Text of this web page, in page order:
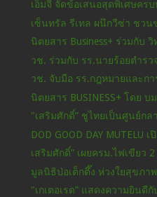
เอ็มจี จัดข้อเสนอสุดพิเศษคร
เซ็นทรัล รีเทล ผนึกวีซ่า ชว
นิตยสาร Business+ ร่วมกับ
วช. ร่วมกับ รร.นายร้อยตำร
วช. จับมือ รร.กฎหมายและก
นิตยสาร BUSINESS+ โดย บ
"เสริมศักดิ์” ชูไทยเป็นศูนย์กล
DOD GOOD DAY MUTELU
เสริมศักดิ์” เผยครม.ไฟเขียว
มูลนิธิป่อเต็กตึ๊ง ห่วงใยสุขภา
"เกเตอเรด” แสดงความยินดีกั